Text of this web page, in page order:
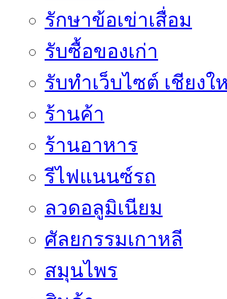
รักษาข้อเข่าเสื่อม
รับซื้อของเก่า
รับทำเว็บไซต์ เชียงใ
ร้านค้า
ร้านอาหาร
รีไฟแนนซ์รถ
ลวดอลูมิเนียม
ศัลยกรรมเกาหลี
สมุนไพร